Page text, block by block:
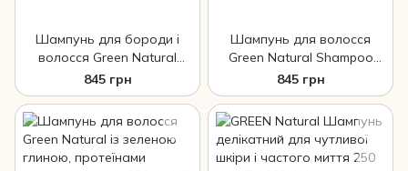
Шампунь для бороди і
волосся Green Natural
Shampoo 2 in 1 з алое віра
і екстрактом кави,
845 грн
Шампунь для волосся
Green Natural Shampoo
ребалансирующий, проти
лупи, 250 мл ЧП
845 грн